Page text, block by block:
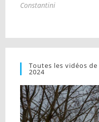
Constantini
Toutes les vidéos
2024